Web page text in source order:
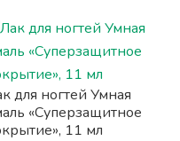
для ногтей Умная
«Суперзащитное
11 мл